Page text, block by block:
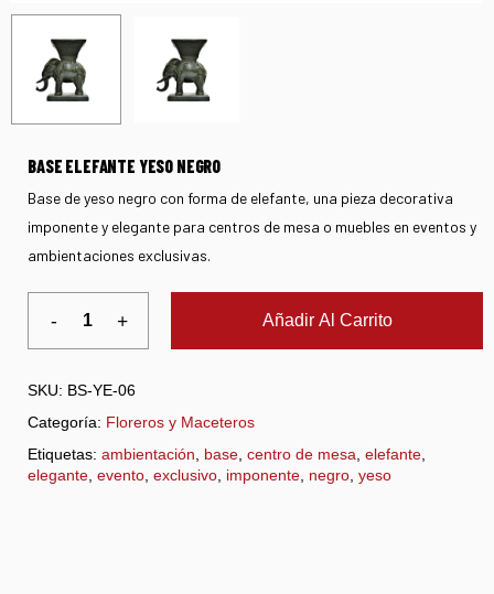
BASE ELEFANTE YESO NEGRO
Base de yeso negro con forma de elefante, una pieza decorativa
imponente y elegante para centros de mesa o muebles en eventos y
ambientaciones exclusivas.
Añadir Al Carrito
SKU: BS-YE-06
Categoría: Floreros y Maceteros
Etiquetas: ambientación base centro de mesa elefante
elegante evento exclusivo imponente negro yeso